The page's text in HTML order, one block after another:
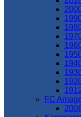
FC